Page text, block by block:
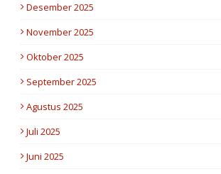
Desember 2025
November 2025
Oktober 2025
September 2025
Agustus 2025
Juli 2025
Juni 2025